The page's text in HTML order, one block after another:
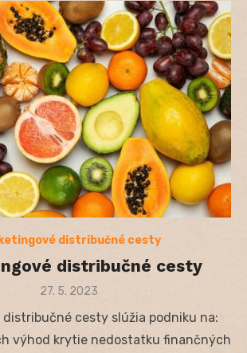
distribučné cesty
distribučné cesty
Posted
27. 5. 2023
distribučné cesty slúžia podniku na:
výhod krytie nedostatku finančných